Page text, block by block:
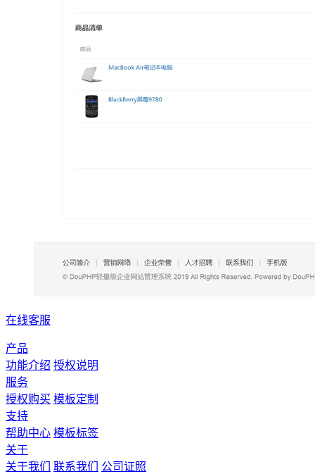
在线客服
产品
功能介绍 授权说明
服务
授权购买 模板定制
支持
帮助中心 模板标签
关于
关于我们
联系我们
公司证照